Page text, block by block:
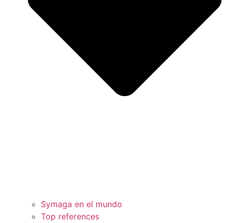
Symaga en el mundo
Top references